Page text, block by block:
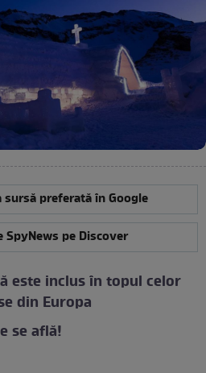
sursă preferată în Google
SpyNews pe Discover
este inclus în topul celor
din Europa
se află!